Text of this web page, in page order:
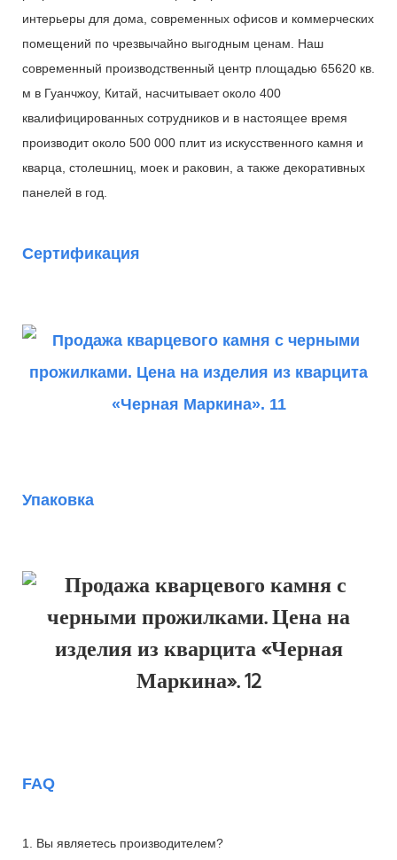
интерьеры для дома, современных офисов и коммерческих
помещений по чрезвычайно выгодным ценам. Наш
современный производственный центр площадью 65620 кв.
м в Гуанчжоу, Китай, насчитывает около 400
квалифицированных сотрудников и в настоящее время
производит около 500 000 плит из искусственного камня и
кварца, столешниц, моек и раковин, а также декоративных
панелей в год.
Сертификация
Упаковка
FAQ
1. Вы являетесь производителем?